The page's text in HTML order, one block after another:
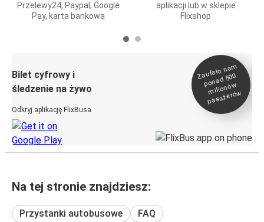
Przelewy24, Paypal, Google
Pay, karta bankowa
aplikacji lub w sklepie
Flixshop
Bilet cyfrowy i
śledzenie na żywo
Odkryj aplikację FlixBusa
Zaufało na
m
ponad 500
milionó
w
pasażeró
w
Na tej stronie znajdziesz:
Przystanki autobusowe
FAQ